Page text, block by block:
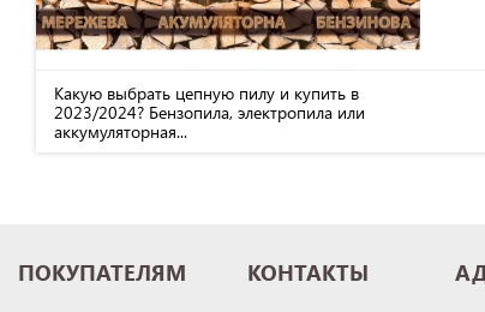
Какую выбрать цепную пилу и купить в
2023/2024? Бензопила, электропила или
аккумуляторная...
ПОКУПАТЕЛЯМ КОНТАКТЫ